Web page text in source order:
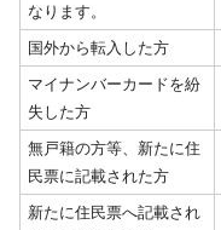
なります。
国外から転入した方
マイナンバーカードを紛
失した方
無戸籍の方等、新たに住
民票に記載された方
新たに住民票へ記載され